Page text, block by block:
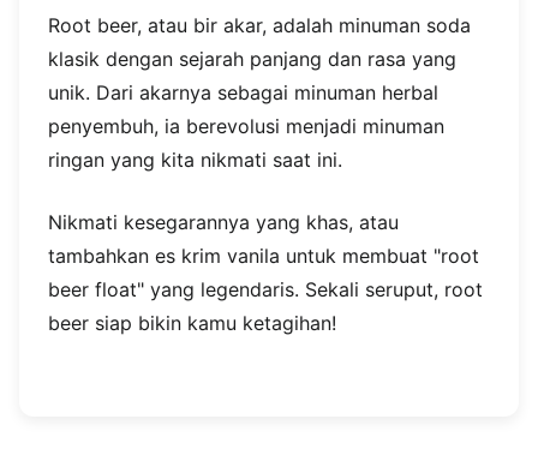
Root beer, atau bir akar, adalah minuman soda
klasik dengan sejarah panjang dan rasa yang
unik. Dari akarnya sebagai minuman herbal
penyembuh, ia berevolusi menjadi minuman
ringan yang kita nikmati saat ini.
Nikmati kesegarannya yang khas, atau
tambahkan es krim vanila untuk membuat "root
beer float" yang legendaris. Sekali seruput, root
beer siap bikin kamu ketagihan!